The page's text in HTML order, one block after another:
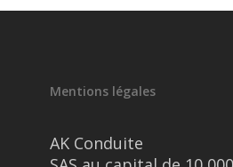
Mentions légales
AK Conduite